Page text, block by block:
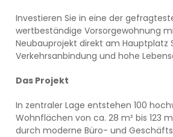
Investieren Sie in eine der
wertbeständige Vorsorgewohnung
Neubauprojekt direkt am
Verkehrsanbindung und hohe
Das Projekt
In zentraler Lage entstehen 100
Wohnflächen von ca. 28 m² bis 123
durch moderne Büro- und